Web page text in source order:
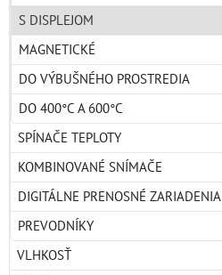
S DISPLEJOM
MAGNETICKÉ
DO VÝBUŠNÉHO PROSTREDIA
DO 400°C A 600°C
SPÍNAČE TEPLOTY
KOMBINOVANÉ SNÍMAČE
DIGITÁLNE PRENOSNÉ ZARIADENIA
PREVODNÍKY
VLHKOSŤ